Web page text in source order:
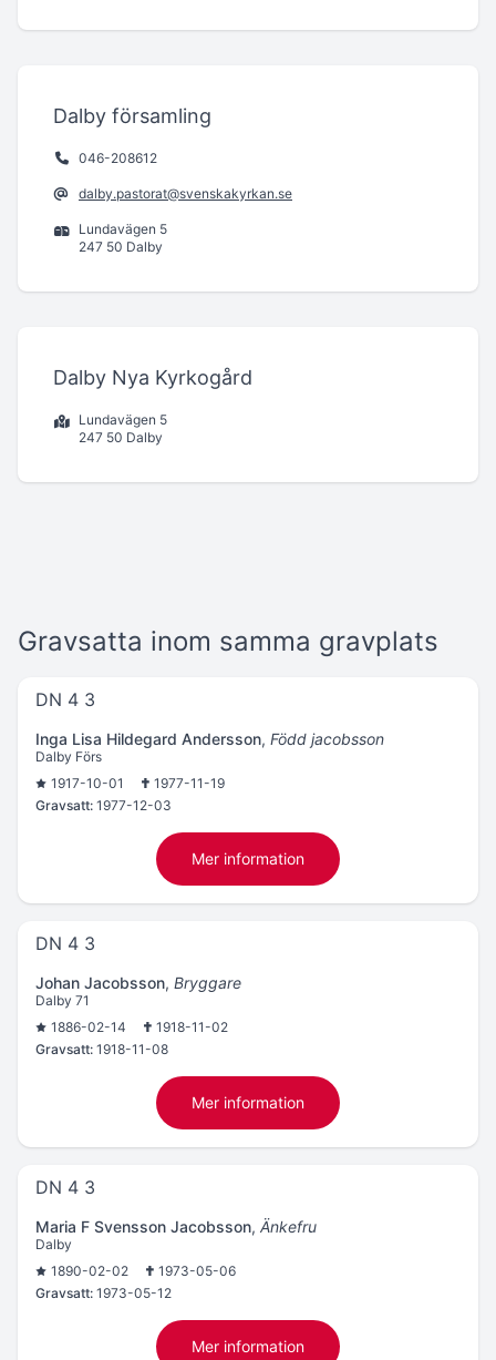
Dalby församling
046-208612
dalby.pastorat@svenskakyrkan.se
Lundavägen 5
247 50 Dalby
Dalby Nya Kyrkogård
Lundavägen 5
247 50 Dalby
Gravsatta inom samma gravplats
DN 4 3
Inga Lisa Hildegard Andersson, Född jacobsson
Dalby Förs
1917-10-01
1977-11-19
Gravsatt: 1977-12-03
Mer information
DN 4 3
Johan Jacobsson, Bryggare
Dalby 71
1886-02-14
1918-11-02
Gravsatt: 1918-11-08
Mer information
DN 4 3
Maria F Svensson Jacobsson, Änkefru
Dalby
1890-02-02
1973-05-06
Gravsatt: 1973-05-12
Mer information